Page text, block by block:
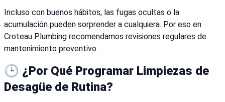
Incluso con buenos hábitos, las fugas ocultas o la
acumulación pueden sorprender a cualquiera. Por eso en
Croteau Plumbing recomendamos revisiones regulares de
mantenimiento preventivo.
🕒 ¿Por Qué Programar Limpiezas de
Desagüe de Rutina?